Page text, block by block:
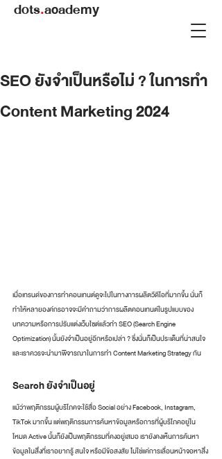
dots.academy
SEO ยังจำเป็นหรือไม่ ? ในการทำ
Content Marketing 2024
เมื่อเทรนด์ของการทำคอนเทนต์ดูจะไปในทางการผลิตวีดีโอที่มากขึ้น นั่นก็
ทำให้หลายองค์กรอาจจะมีคำถามว่าการผลิตคอนเทนต์ในรูปแบบของ
บทความหรือการปรับแต่งเว็บไซต์แล้วทำ SEO (Search Engine
Optimization) นั้นยังจำเป็นอยู่อีกหรือเปล่า ? ซึ่งนั่นก็เป็นประเด็นที่น่าสนใจ
และเราควรจะนำมาพิจารณาในการทำ Content Marketing Strategy กัน
Search ยังจำเป็นอยู่
แม้ว่าพฤติกรรมผู้บริโภคจะใช้สื่อ Social อย่าง Facebook, Instagram,
TikTok มากขึ้น แต่พฤติกรรมการค้นหาข้อมูลหรือการที่ผู้บริโภคอยู่ใน
โหมด Active นั้นก็ยังเป็นพฤติกรรมที่คงอยู่เสมอ เรายังคงเห็นการค้นหา
ข้อมูลในสิ่งที่เราอยากรู้ สนใจ หรือมีข้อสงสัย ไ่ม่ใช่แค่การเลื่อนหน้าจอหาสิ่ง